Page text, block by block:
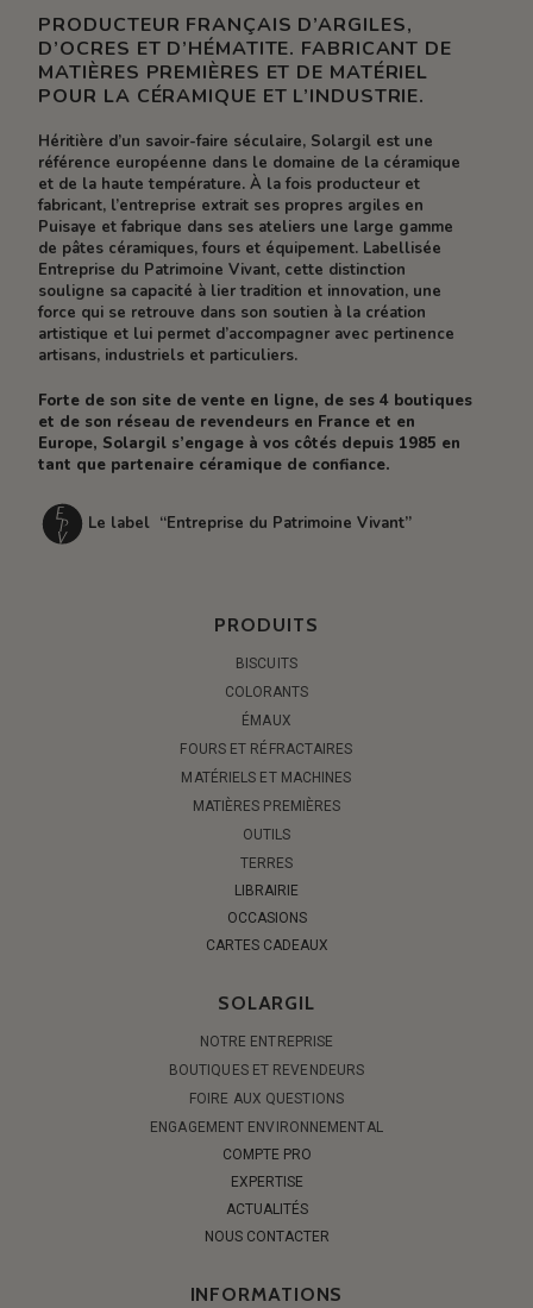
PRODUCTEUR FRANÇAIS D’ARGILES,
D’OCRES ET D’HÉMATITE. FABRICANT DE
MATIÈRES PREMIÈRES ET DE MATÉRIEL
POUR LA CÉRAMIQUE ET L’INDUSTRIE.
Héritière d’un savoir-faire séculaire, Solargil est une
référence européenne dans le domaine de la céramique
et de la haute température. À la fois producteur et
fabricant, l’entreprise extrait ses propres argiles en
Puisaye et fabrique dans ses ateliers une large gamme
de pâtes céramiques, fours et équipement. Labellisée
Entreprise du Patrimoine Vivant, cette distinction
souligne sa capacité à lier tradition et innovation, une
force qui se retrouve dans son soutien à la création
artistique et lui permet d’accompagner avec pertinence
artisans, industriels et particuliers.
Forte de son site de vente en ligne, de ses 4 boutiques
et de son réseau de revendeurs en France et en
Europe, Solargil s’engage à vos côtés depuis 1985 en
tant que partenaire céramique de confiance.
Le label “Entreprise du Patrimoine Vivant”
PRODUITS
BISCUITS
COLORANTS
ÉMAUX
FOURS ET RÉFRACTAIRES
MATÉRIELS ET MACHINES
MATIÈRES PREMIÈRES
OUTILS
TERRES
LIBRAIRIE
OCCASIONS
CARTES CADEAUX
SOLARGIL
NOTRE ENTREPRISE
BOUTIQUES ET REVENDEURS
FOIRE AUX QUESTIONS
ENGAGEMENT ENVIRONNEMENTAL
COMPTE PRO
EXPERTISE
ACTUALITÉS
NOUS CONTACTER
INFORMATIONS